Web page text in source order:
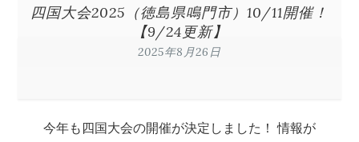
四国大会2025（徳島県鳴門市）10/11開催！
【9/24更新】
2025年8月26日
今年も四国大会の開催が決定しました！ 情報が